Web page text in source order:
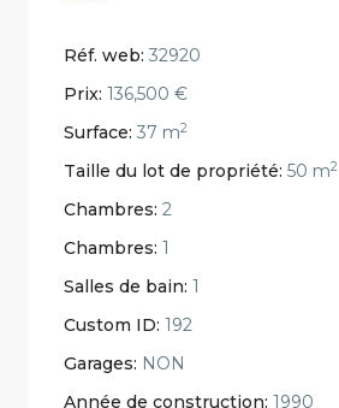
Réf. web: 32920
Prix: 136,500 €
Surface: 37 m2
Taille du lot de propriété: 50 m2
Chambres: 2
Chambres: 1
Salles de bain: 1
Custom ID: 192
Garages: NON
Année de construction: 1990